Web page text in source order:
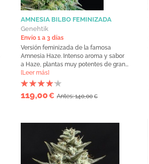
AMNESIA BILBO FEMINIZADA
Genehtik
Envío 1 a 3 días
Versión feminizada de la famosa
Amnesia Haze. Intenso aroma y sabor
a Haze, plantas muy potentes de gran...
[Leer más]
119,00€ Antes: 140,00€